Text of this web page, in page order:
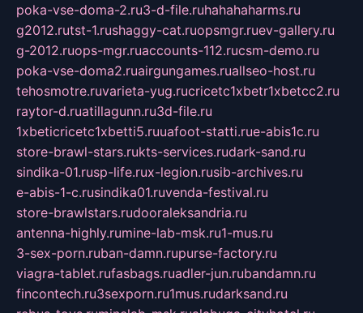
poka-vse-doma-2.ru3-d-file.ruhahahaharms.ru
g2012.rutst-1.rushaggy-cat.ruopsmgr.ruev-gallery.ru
g-2012.ruops-mgr.ruaccounts-112.rucsm-demo.ru
poka-vse-doma2.ruairgungames.ruallseo-host.ru
tehosmotre.ruvarieta-yug.rucricetc1xbetr1xbetcc2.ru
raytor-d.ruatillagunn.ru3d-file.ru
1xbeticricetc1xbetti5.ruuafoot-statti.rue-abis1c.ru
store-brawl-stars.rukts-services.rudark-sand.ru
sindika-01.rusp-life.rux-legion.rusib-archives.ru
e-abis-1-c.rusindika01.ruvenda-festival.ru
store-brawlstars.rudooraleksandria.ru
antenna-highly.rumine-lab-msk.ru1-mus.ru
3-sex-porn.ruban-damn.rupurse-factory.ru
viagra-tablet.rufasbags.ruadler-jun.rubandamn.ru
fincontech.ru3sexporn.ru1mus.rudarksand.ru